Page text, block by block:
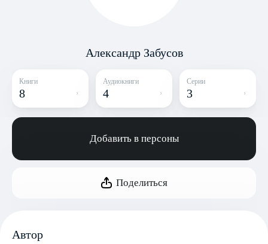
Александр Забусов
Книги
8
Аудиокниги
4
Серии
3
Добавить в персоны
Поделиться
Автор